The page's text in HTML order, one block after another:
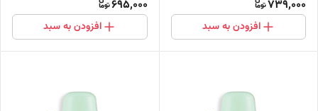
739,000
افزودن به سبد
695,000
افزودن به سبد